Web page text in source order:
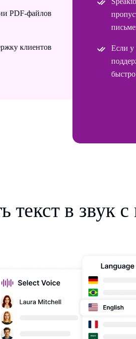
PDF-файлов
клиентов
Если у
текст в звук